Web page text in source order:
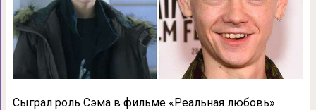
Сыграл роль Сэма в фильме «Реальная любовь»